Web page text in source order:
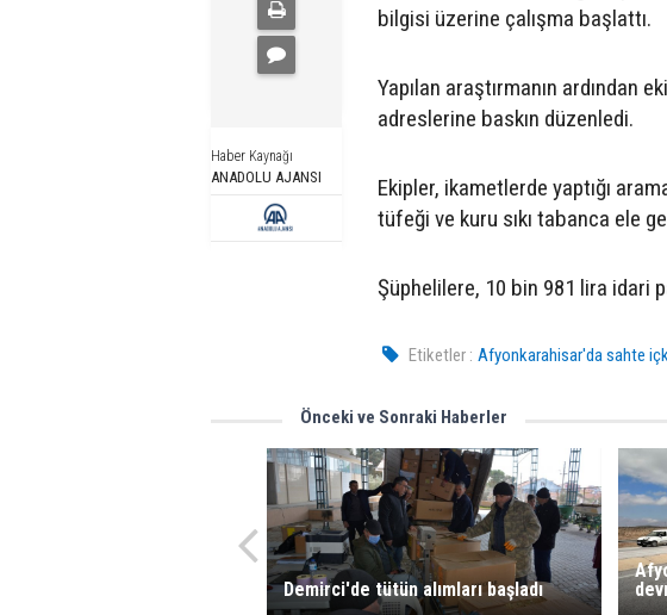
Haber Kaynağı
ANADOLU AJANSI
bilgisi üzerine çalışma başlattı.
Yapılan araştırmanın ardından
adreslerine baskın düzenledi.
Ekipler, ikametlerde yaptığı
tüfeği ve kuru sıkı tabanca ele
Şüphelilere, 10 bin 981 lira idari
Etiketler : Afyonkarahisar'da sahte
Önceki ve Sonraki Haberler
Demirci'de tütün alımları başladı